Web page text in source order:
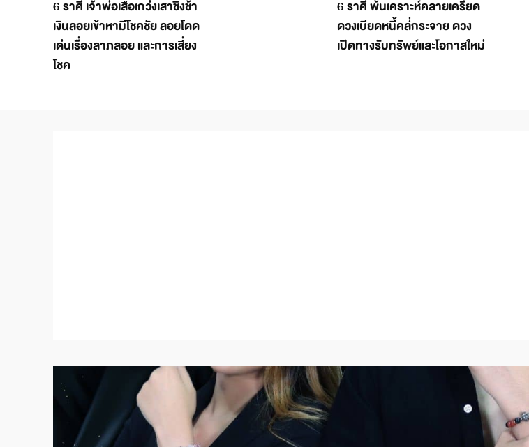
6 ราศี เจ้าพ่อเสือเกว่งเสาชิงช้า
เงินลอยเข้าหามีโชคชัย ลอยโดด
เด่นเรื่องลาภลอย และการเสี่ยง
โชค
6 ราศี พ้นเคราะห์คลายเครียด
ดวงเบียดหนี้คลี่กระจาย ดวง
เปิดทางรับทรัพย์และโอกาสใหม่